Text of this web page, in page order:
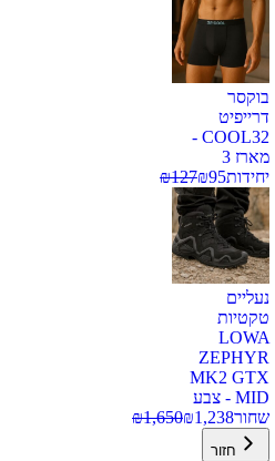
בוקסר
דרייפיט
COOL32 -
מארז 3
יחידות
₪95
₪127
נעליים
טקטיות
LOWA
ZEPHYR
MK2 GTX
MID - צבע
שחור
₪1,238
₪1,650
חזור